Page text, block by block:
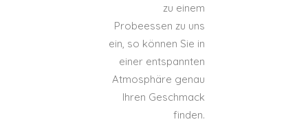
zu einem
Probeessen zu uns
ein, so können Sie in
einer entspannten
Atmosphäre genau
Ihren Geschmack
finden.